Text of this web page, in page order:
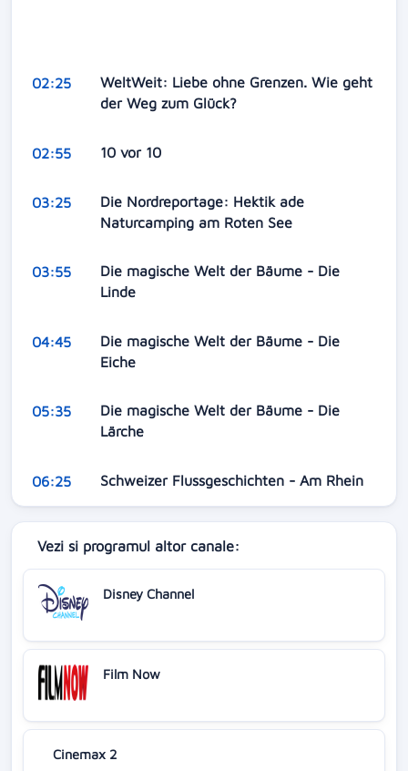
02:25
WeltWeit: Liebe ohne Grenzen. Wie geht
der Weg zum Glück?
02:55 10 vor 10
03:25
Die Nordreportage: Hektik ade
Naturcamping am Roten See
03:55
Die magische Welt der Bäume - Die
Linde
04:45
Die magische Welt der Bäume - Die
Eiche
05:35
Die magische Welt der Bäume - Die
Lärche
06:25 Schweizer Flussgeschichten - Am Rhein
Vezi si programul altor canale:
Disney Channel
Film Now
Cinemax 2